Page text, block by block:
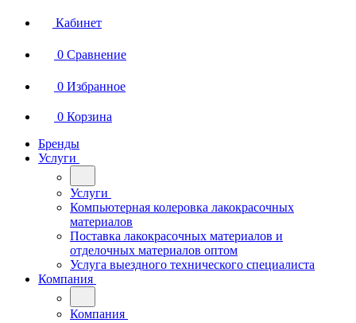
Кабинет
0 Сравнение
0 Избранное
0 Корзина
Бренды
Услуги
Услуги
Компьютерная колеровка лакокрасочных
материалов
Поставка лакокрасочных материалов и
отделочных материалов оптом
Услуга выездного технического специалиста
Компания
Компания